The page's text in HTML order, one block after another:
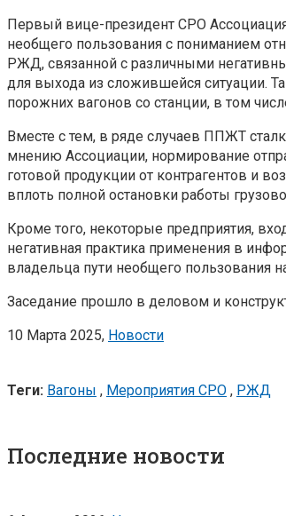
Первый вице-президент СРО
необщего пользования с пониманием
РЖД, связанной с различными
для выхода из сложившейся ситуации.
порожних вагонов со станции, в том
Вместе с тем, в ряде случаев ППЖТ
мнению Ассоциации, нормирование
готовой продукции от контрагентов и
вплоть полной остановки работы
Кроме того, некоторые предприятия,
негативная практика применения в
владельца пути необщего пользования
Заседание прошло в деловом и
10 Марта 2025, Новости
Теги: Вагоны , Мероприятия СРО , РЖД
Последние новости